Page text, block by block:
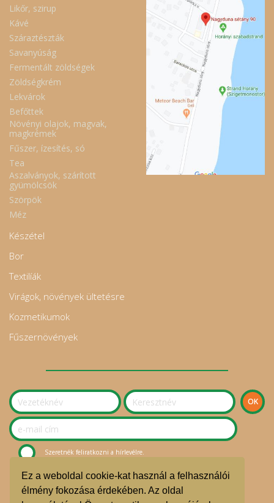
Ez a weboldal cookie-kat használ a felhasználói
élmény fokozása érdekében. Az oldal
Likőr, szirup
Kávé
Száraztészták
Savanyúság
Fermentált zöldségek
Zöldségkrém
Lekvárok
Befőttek
Növényi olajok, magvak,
magkrémek
Fűszer, ízesítés, só
Tea
Aszalványok, szárított
gyümölcsök
Szörpök
Méz
Készétel
Bor
Textilíák
Virágok, növények ültetésre
Kozmetikumok
Fűszernövények
Szeretnék feliratkozni a hírlevélre.
© Sziget Kosara Bevásárlóközösség 2020.